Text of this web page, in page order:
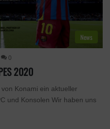
News
0
2020
Konami ein aktueller
und Konsolen Wir haben uns